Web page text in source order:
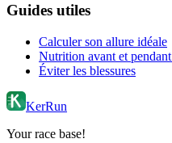
Guides utiles
Calculer son allure idéale
Nutrition avant et
Éviter les blessures
KerRun
Your race base!